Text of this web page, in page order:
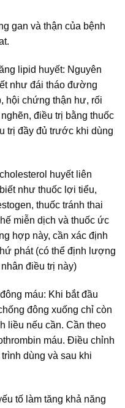
gan và thận của bệnh
lipid huyết: Nguyên
như đái tháo đường
hội chứng thận hư, rối
điều trị bằng thuốc
trị đầy đủ trước khi dùng
huyết liên
như thuốc lợi tiểu,
thuốc tránh thai
miễn dịch và thuốc ức
hợp này, cần xác định
phát (có thể định lượng
điều trị này)
máu: Khi bắt đầu
đông xuống chỉ còn
liều nếu cần. Cần theo
máu. Điều chỉnh
dùng và sau khi
tố làm tăng khả năng